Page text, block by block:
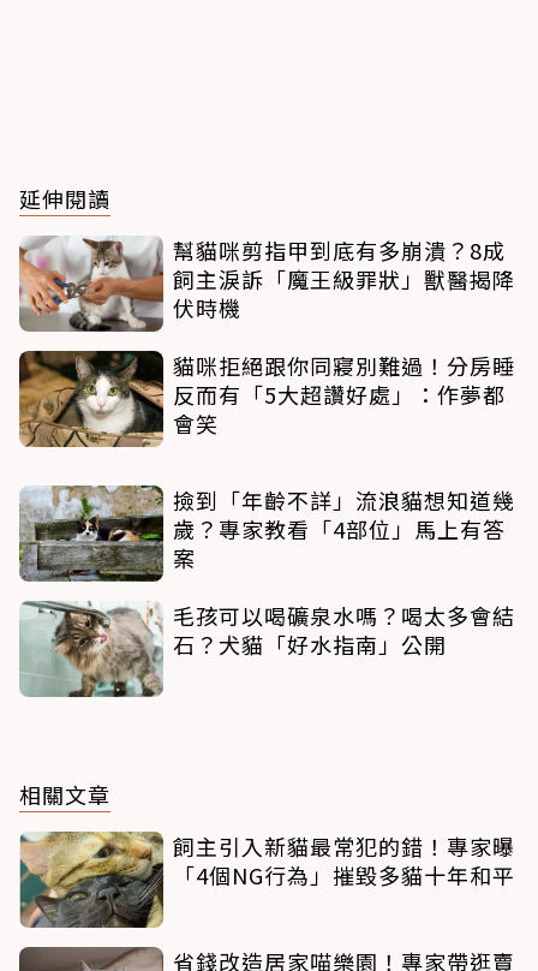
延伸閱讀
幫貓咪剪指甲到底有多崩潰？8成
飼主淚訴「魔王級罪狀」獸醫揭降
伏時機
貓咪拒絕跟你同寢別難過！分房睡
反而有「5大超讚好處」：作夢都
會笑
撿到「年齡不詳」流浪貓想知道幾
歲？專家教看「4部位」馬上有答
案
毛孩可以喝礦泉水嗎？喝太多會結
石？犬貓「好水指南」公開
相關文章
飼主引入新貓最常犯的錯！專家曝
「4個NG行為」摧毀多貓十年和平
省錢改造居家喵樂園！專家帶逛賣